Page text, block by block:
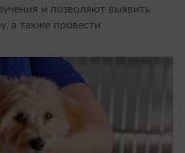
и позволяют выявить
а также провести